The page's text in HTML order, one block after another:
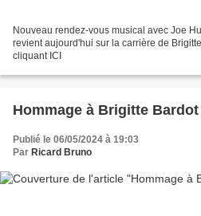
Nouveau rendez-vous musical avec Joe
revient aujourd'hui sur la carrière de
cliquant ICI
Hommage à Brigitte Bardot
Publié le 06/05/2024 à 19:03
Par Ricard Bruno